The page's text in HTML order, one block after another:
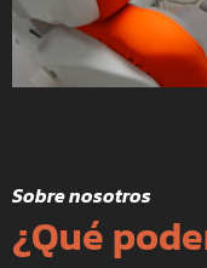
Sobre nosotros
¿Qué